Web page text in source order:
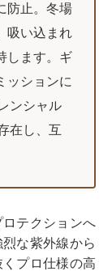
防止。冬場
吸い込まれ
します。ギ
ッションに
ンシャル
在し、互
テクションへ
な紫外線から
プロ仕様の高